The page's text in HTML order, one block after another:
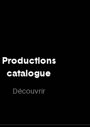
Productions
catalogue
Découvrir